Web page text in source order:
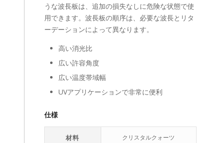
うな波長板は、追加の損失なしに危険な状態で使
用できます。波長板の順序は、必要な波長とリタ
ーデーションによって異なります。
高い消光比
広い許容角度
広い温度帯域幅
UVアプリケーションで非常に便利
仕様
材料 クリスタルクォーツ